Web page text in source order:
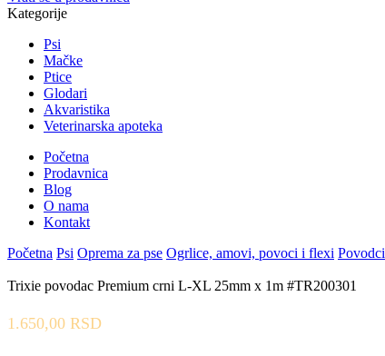
Kategorije
Psi
Mačke
Ptice
Glodari
Akvaristika
Veterinarska apoteka
Početna
Prodavnica
Blog
O nama
Kontakt
Početna Psi Oprema za pse Ogrlice, amovi, povoci i flexi Povodci
Trixie povodac Premium crni L-XL 25mm x 1m #TR200301
1.650,00 RSD